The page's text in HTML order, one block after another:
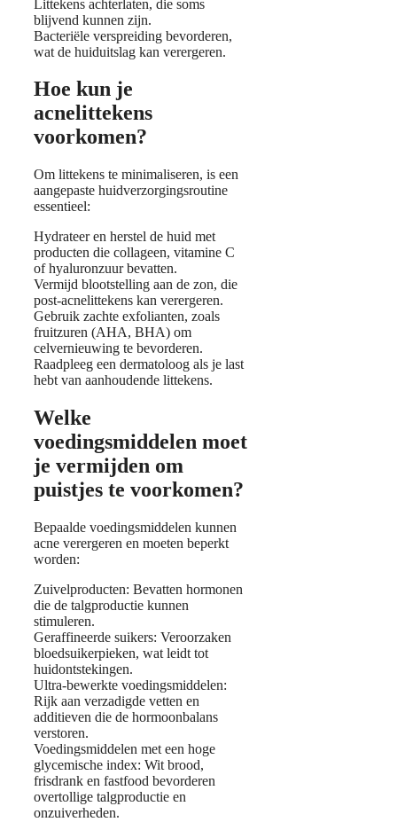
Littekens achterlaten, die soms
blijvend kunnen zijn.
Bacteriële verspreiding bevorderen,
wat de huiduitslag kan verergeren.
Hoe kun je
acnelittekens
voorkomen?
Om littekens te minimaliseren, is een
aangepaste huidverzorgingsroutine
essentieel:
Hydrateer en herstel de huid met
producten die collageen, vitamine C
of hyaluronzuur bevatten.
Vermijd blootstelling aan de zon, die
post-acnelittekens kan verergeren.
Gebruik zachte exfolianten, zoals
fruitzuren (AHA, BHA) om
celvernieuwing te bevorderen.
Raadpleeg een dermatoloog als je last
hebt van aanhoudende littekens.
Welke
voedingsmiddelen moet
je vermijden om
puistjes te voorkomen?
Bepaalde voedingsmiddelen kunnen
acne verergeren en moeten beperkt
worden:
Zuivelproducten: Bevatten hormonen
die de talgproductie kunnen
stimuleren.
Geraffineerde suikers: Veroorzaken
bloedsuikerpieken, wat leidt tot
huidontstekingen.
Ultra-bewerkte voedingsmiddelen:
Rijk aan verzadigde vetten en
additieven die de hormoonbalans
verstoren.
Voedingsmiddelen met een hoge
glycemische index: Wit brood,
frisdrank en fastfood bevorderen
overtollige talgproductie en
onzuiverheden.